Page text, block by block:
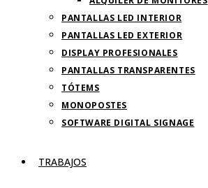
PANTALLAS LED INTERIOR
PANTALLAS LED EXTERIOR
DISPLAY PROFESIONALES
PANTALLAS TRANSPARENTES
TÓTEMS
MONOPOSTES
SOFTWARE DIGITAL SIGNAGE
TRABAJOS